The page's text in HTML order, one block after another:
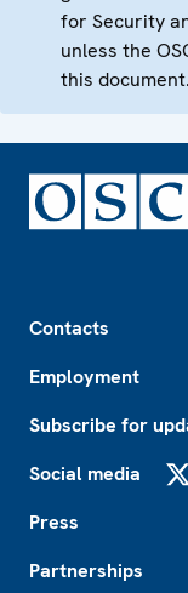
for Security
unless the
this document.
Contacts
Employment
Subscribe for
Social media
Press
Partnerships